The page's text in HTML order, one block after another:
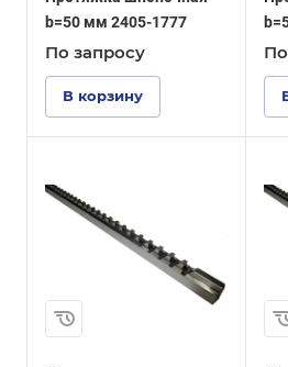
b=50 мм 2405-1777
По запросу
В корзину